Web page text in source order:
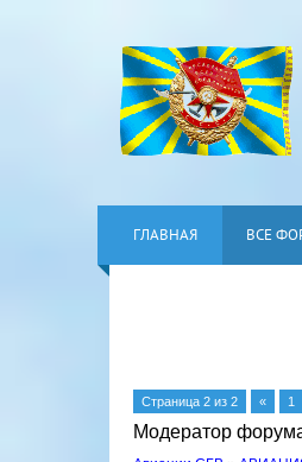
ГЛАВНАЯ ВСЕ
Страница 2 из 2 « 1
Модератор